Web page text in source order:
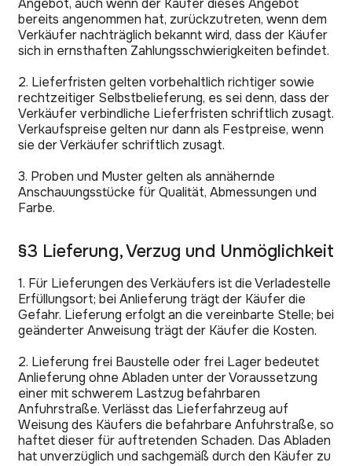
bereits angenommen hat, zurückzutreten, wenn dem
Verkäufer nachträglich bekannt wird, dass der Käufer
sich in ernsthaften Zahlungsschwierigkeiten befindet.
2. Lieferfristen gelten vorbehaltlich richtiger sowie
rechtzeitiger Selbstbelieferung, es sei denn, dass der
Verkäufer verbindliche Lieferfristen schriftlich zusagt.
Verkaufspreise gelten nur dann als Festpreise, wenn
sie der Verkäufer schriftlich zusagt.
3. Proben und Muster gelten als annähernde
Anschauungsstücke für Qualität, Abmessungen und
Farbe.
§3 Lieferung, Verzug und Unmöglichkeit
1. Für Lieferungen des Verkäufers ist die Verladestelle
Erfüllungsort; bei Anlieferung trägt der Käufer die
Gefahr. Lieferung erfolgt an die vereinbarte Stelle; bei
geänderter Anweisung trägt der Käufer die Kosten.
2. Lieferung frei Baustelle oder frei Lager bedeutet
Anlieferung ohne Abladen unter der Voraussetzung
einer mit schwerem Lastzug befahrbaren
Anfuhrstraße. Verlässt das Lieferfahrzeug auf
Weisung des Käufers die befahrbare Anfuhrstraße, so
haftet dieser für auftretenden Schaden. Das Abladen
hat unverzüglich und sachgemäß durch den Käufer zu